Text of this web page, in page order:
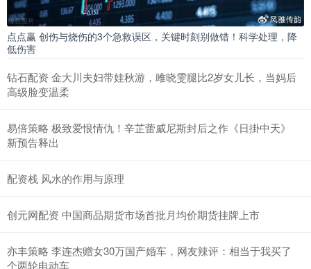
点点赢 创伤与烧伤的3个急救误区，关键时刻别做错！科学处理，降
低伤害
钻石配资 金大川夫妇带娃秋游，雎晓雯腿比2岁女儿长，当妈后
高级脸变温柔
易倍策略 极致爱恨情仇！辛芷蕾威尼斯封后之作《日掛中天》
新预告释出
配资栈 风水的作用与原理
创元网配资 中国商品期货市场首批月均价期货挂牌上市
亦丰策略 李连杰赠女30万国产婚车，网友辣评：相当于我买了
个两轮电动车